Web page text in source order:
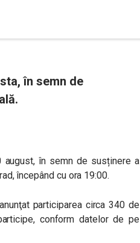
în semn de
august, în semn de susținere a
începând cu ora 19:00.
participarea circa 340 de
conform datelor de pe